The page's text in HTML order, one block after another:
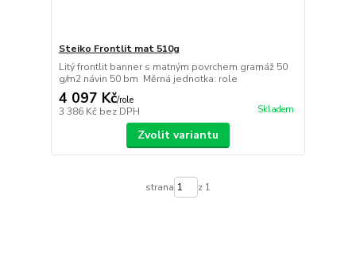
Steiko Frontlit mat 510g
Litý frontlit banner s matným povrchem gramáž 50
g/m2 návin 50 bm Měrná jednotka: role
4 097 Kč/role
3 386 Kč bez DPH Skladem
Zvolit variantu
strana z 1